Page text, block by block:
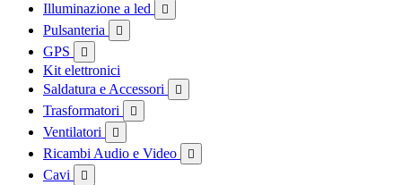
Illuminazione a led 
Pulsanteria 
GPS 
Kit elettronici
Saldatura e Accessori

Trasformatori 
Ventilatori 
Ricambi Audio e Video 
Cavi 